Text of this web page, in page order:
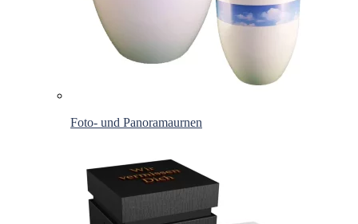
Foto- und Panoramaurnen